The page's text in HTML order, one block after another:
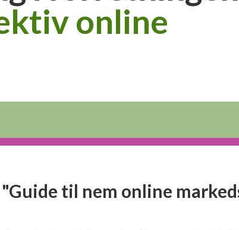
online
"Guide til nem online